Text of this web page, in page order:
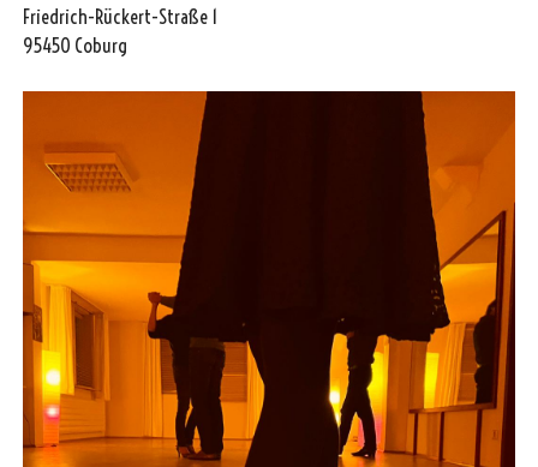
Friedrich-Rückert-Straße 1
95450 Coburg